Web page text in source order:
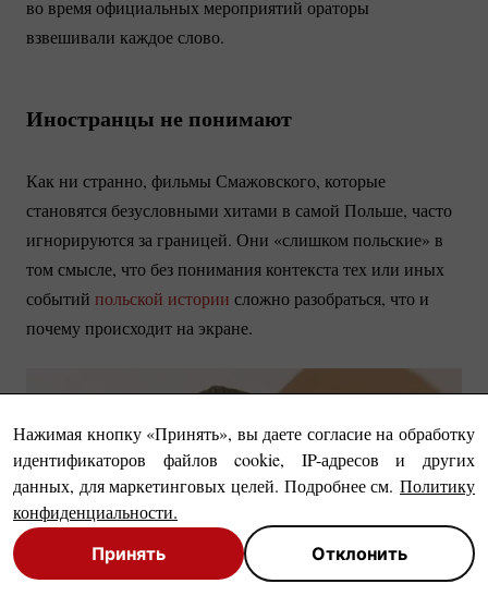
во время официальных мероприятий ораторы
взвешивали каждое слово.
Иностранцы не понимают
Как ни странно, фильмы Смажовского, которые
становятся безусловными хитами в самой Польше, часто
игнорируются за границей. Они «слишком польские» в
том смысле, что без понимания контекста тех или иных
событий польской истории сложно разобраться, что и
почему происходит на экране.
Нажимая кнопку «Принять», вы даете согласие на обработку
идентификаторов файлов cookie, IP-адресов и других
данных, для маркетинговых целей. Подробнее см. Политику
конфиденциальности.
Принять Отклонить